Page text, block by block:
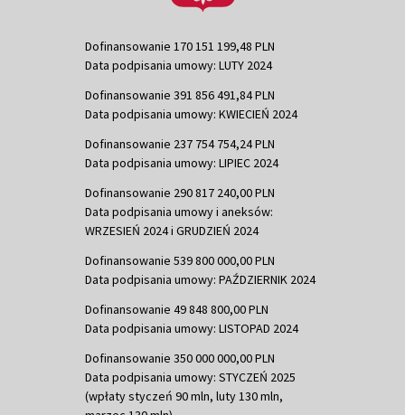
Dofinansowanie 170 151 199,48 PLN
Data podpisania umowy: LUTY 2024
Dofinansowanie 391 856 491,84 PLN
Data podpisania umowy: KWIECIEŃ 2024
Dofinansowanie 237 754 754,24 PLN
Data podpisania umowy: LIPIEC 2024
Dofinansowanie 290 817 240,00 PLN
Data podpisania umowy i aneksów:
WRZESIEŃ 2024 i GRUDZIEŃ 2024
Dofinansowanie 539 800 000,00 PLN
Data podpisania umowy: PAŹDZIERNIK 2024
Dofinansowanie 49 848 800,00 PLN
Data podpisania umowy: LISTOPAD 2024
Dofinansowanie 350 000 000,00 PLN
Data podpisania umowy: STYCZEŃ 2025
(wpłaty styczeń 90 mln, luty 130 mln,